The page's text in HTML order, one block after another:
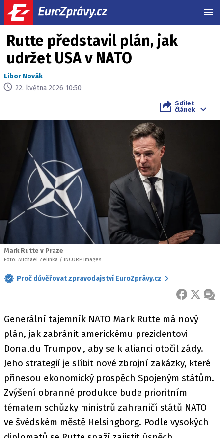
Rutte představil plán, jak
udržet USA v NATO
Libor Novák
22. května 2026 10:50
Sdílet
článek
Mark Rutte v Praze
Foto: Michael Zelinka / INCORP images
Proč důvěřovat zpravodajství EuroZprávy.cz
FACEBOOK
X
Generální tajemník NATO Mark Rutte má nový
plán, jak zabránit americkému prezidentovi
Donaldu Trumpovi, aby se k alianci otočil zády.
Jeho strategií je slíbit nové zbrojní zakázky, které
přinesou ekonomický prospěch Spojeným státům.
Zvýšení obranné produkce bude prioritním
tématem schůzky ministrů zahraničí států NATO
ve švédském městě Helsingborg. Podle vysokých